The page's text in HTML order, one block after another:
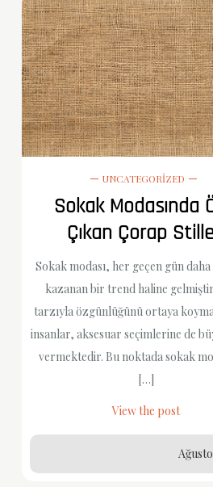
UNCATEGORIZED
Sokak Modasında
Çıkan Çorap
Sokak modası, her geçen gün
kazanan bir trend haline
tarzıyla özgünlüğünü ortaya
insanlar, aksesuar seçimlerine de
vermektedir. Bu noktada sokak
[…]
View the post